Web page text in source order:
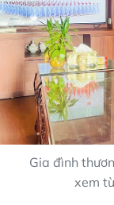
Gia đình
xem